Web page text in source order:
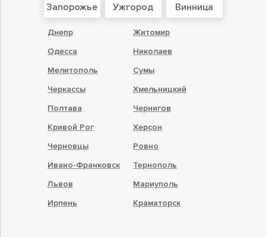
Запорожье Ужгород Винница
Днепр
Житомир
Одесса
Николаев
Мелитополь
Сумы
Черкассы
Хмельницкий
Полтава
Чернигов
Кривой Рог
Херсон
Черновцы
Ровно
Ивано-Франковск
Тернополь
Львов
Мариуполь
Ирпень
Краматорск